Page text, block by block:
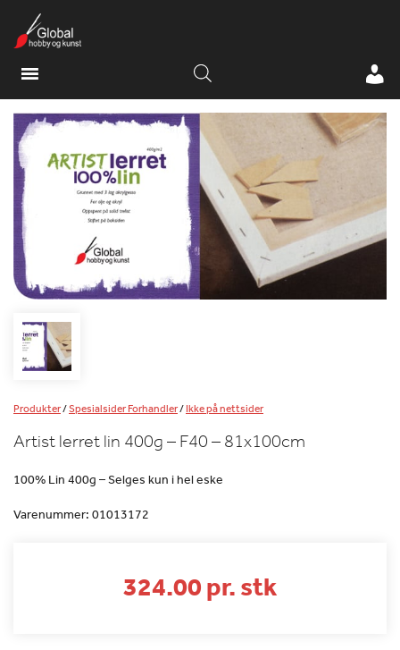
Produkter/Spesialsider Forhandler/Ikke på nettsider
Artist lerret lin 400g – F40 – 81x100cm
100% Lin 400g – Selges kun i hel eske
Varenummer: 01013172
324.00 pr. stk